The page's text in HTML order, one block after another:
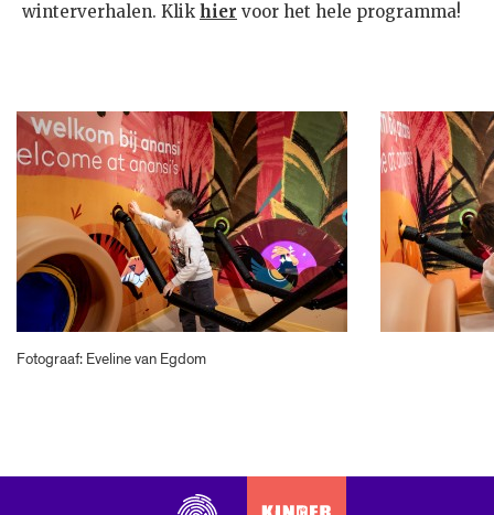
winterverhalen. Klik hier voor het hele programma!
Fotograaf: Eveline van Egdom